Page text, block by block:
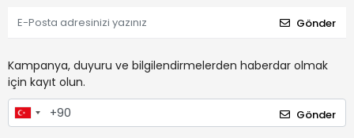
Gönder
Kampanya, duyuru ve bilgilendirmelerden haberdar olmak
için kayıt olun.
Gönder